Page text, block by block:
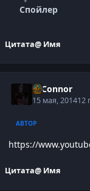
Спойлер
Цитата@ Имя
O'Connor
15 мая, 201412
АВТОР
https://
Цитата@ Имя